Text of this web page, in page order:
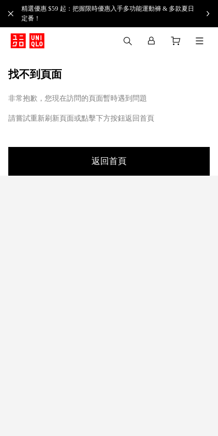
精選優惠 $59 起：把握限時優惠入手多功能運動褲 & 多款夏日
定番！​
找不到頁面
非常抱歉，您現在訪問的頁面暫時遇到問題
請嘗試重新刷新頁面或點擊下方按鈕返回首頁
返回首頁